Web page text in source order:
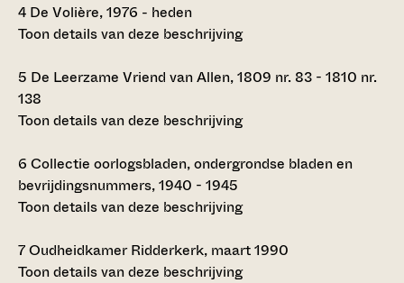
4 De Volière, 1976 - heden
Toon details van deze beschrijving
5 De Leerzame Vriend van Allen, 1809 nr. 83 - 1810 nr.
138
Toon details van deze beschrijving
6 Collectie oorlogsbladen, ondergrondse bladen en
bevrijdingsnummers, 1940 - 1945
Toon details van deze beschrijving
7Oudheidkamer Ridderkerk, maart 1990
Toon details van deze beschrijving